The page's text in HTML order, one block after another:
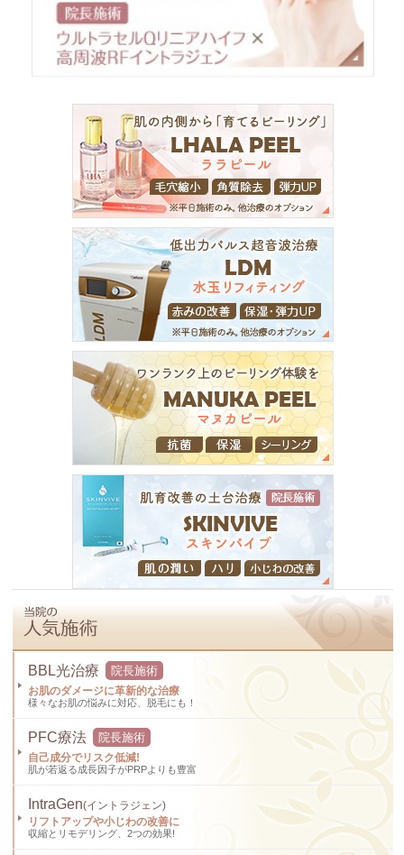
BBL光治療 院長施術
お肌のダメージに革新的な治療
様々なお肌の悩みに対応、脱毛にも！
PFC療法 院長施術
自己成分でリスク低減!
肌が若返る成長因子がPRPよりも豊富
IntraGen(イントラジェン)
リフトアップや小じわの改善に
収縮とリモデリング、2つの効果!